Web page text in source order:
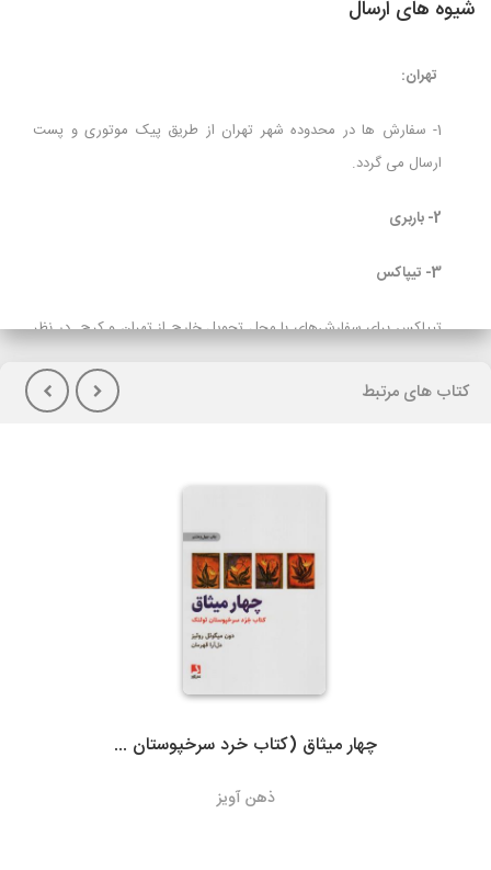
شیوه های ارسال
تهران:
1- سفارش ها در محدوده شهر تهران از طریق پیک موتوری و پست
ارسال می گردد.
2- باربری
3- تیپاکس
تیپاکس برای سفارش‌های با محل تحویل خارج از تهران و کرج در نظر
هنگام تحویل کالا(پس کرایه) دارند توصیه می شود.
گیلان)نسبت به سایر روشهای ارسال سریعتر می باشد. در صورت انتخاب
سرویس‌دهی تیپاکس در بیش از 80 شهر که تک مسیره هستند به طور
معمول 24 ساعته است. شهرهایی که دومسیره یا راه دور هستند، معمولاً
در پست پیشتاز زمان تحویل، بسته به دوری یا نزدیکی شهر مقصد از
کتاب های مرتبط
چهار میثاق (کتاب خرد سرخپوستان ...
ذهن آویز